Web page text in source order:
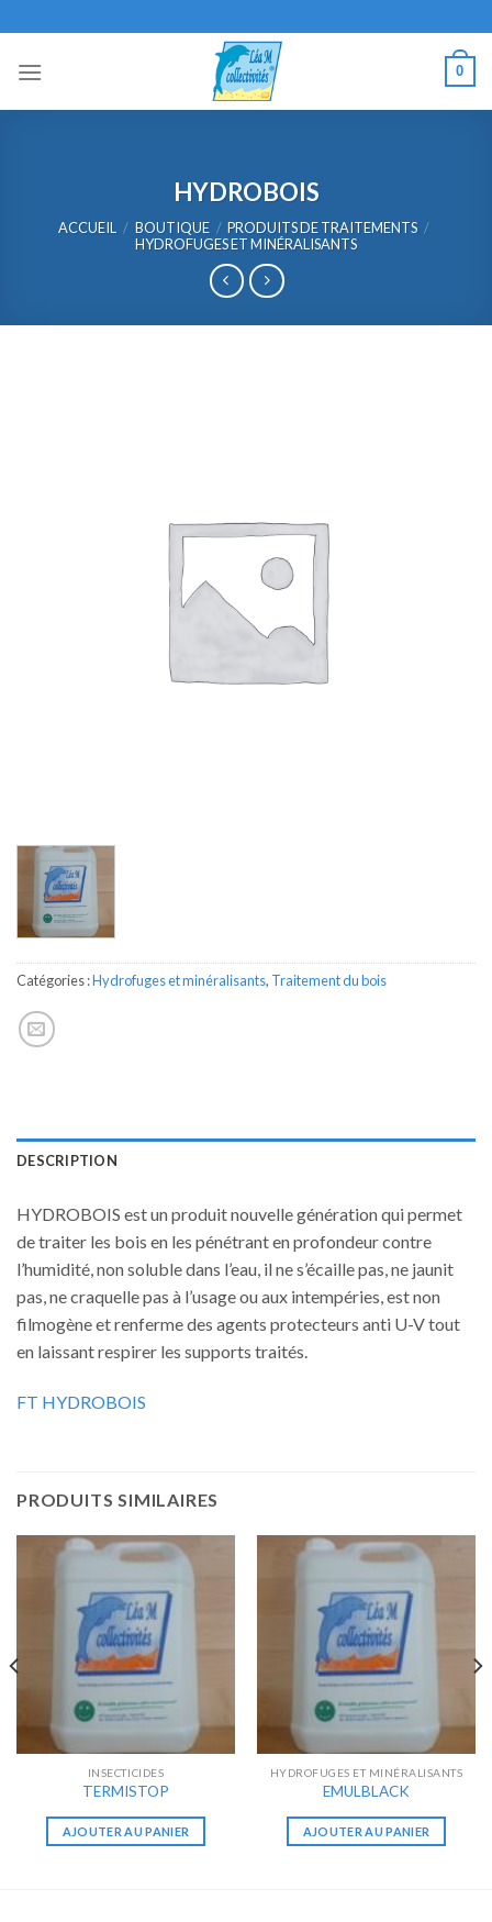
to
content
0
HYDROBOIS
ACCUEIL / BOUTIQUE / PRODUITS DE TRAITEMENTS /
HYDROFUGES ET MINÉRALISANTS
Catégories :Hydrofuges et minéralisants, Traitement du bois
DESCRIPTION
HYDROBOIS est un produit nouvelle génération qui permet
de traiter les bois en les pénétrant en profondeur contre
l’humidité, non soluble dans l’eau, il ne s’écaille pas, ne jaunit
pas, ne craquelle pas à l’usage ou aux intempéries, est non
filmogène et renferme des agents protecteurs anti U-V tout
en laissant respirer les supports traités.
FT HYDROBOIS
PRODUITS SIMILAIRES
INSECTICIDES
TERMISTOP
AJOUTER AU PANIER
HYDROFUGES ET MINÉRALISANTS
EMULBLACK
AJOUTER AU PANIER